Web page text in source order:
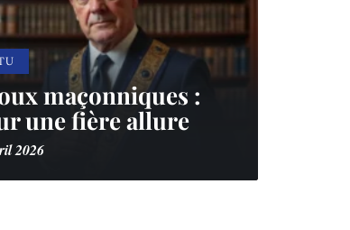
maçonniques :
une fière allure
2026